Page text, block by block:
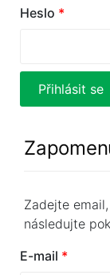
Heslo *
Přihlásit se
Zadejte
následujte
E-mail *